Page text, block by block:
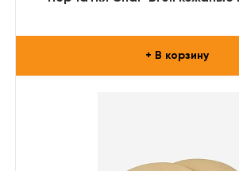
+ В корзину